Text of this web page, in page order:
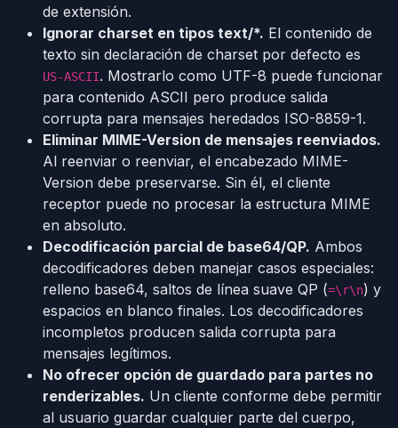
de extensión.
Ignorar charset en tipos text/*. El contenido de
texto sin declaración de charset por defecto es
US-ASCII. Mostrarlo como UTF-8 puede funcionar
para contenido ASCII pero produce salida
corrupta para mensajes heredados ISO-8859-1.
Eliminar MIME-Version de mensajes reenviados.
Al reenviar o reenviar, el encabezado MIME-
Version debe preservarse. Sin él, el cliente
receptor puede no procesar la estructura MIME
en absoluto.
Decodificación parcial de base64/QP. Ambos
decodificadores deben manejar casos especiales:
relleno base64, saltos de línea suave QP (=\r\n) y
espacios en blanco finales. Los decodificadores
incompletos producen salida corrupta para
mensajes legítimos.
No ofrecer opción de guardado para partes no
renderizables. Un cliente conforme debe permitir
al usuario guardar cualquier parte del cuerpo,